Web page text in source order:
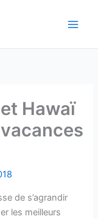
Hawaï
de s’agrandir
les meilleurs